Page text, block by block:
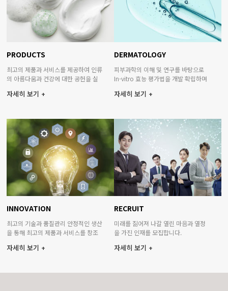
PRODUCTS
최고의 제품과 서비스를 제공하여 인류
의 아름다움과 건강에 대한 공헌을 실
자세히 보기 +
DERMATOLOGY
피부과학의 이해 및 연구를 바탕으로
In-vitro 효능 평가법을 개발 확립하며
능 효과를 발굴 제공합니다.
자세히 보기 +
INNOVATION
최고의 기술과 품질관리 안정적인 생산
을 통해 최고의 제품과 서비스를 창조
자세히 보기 +
RECRUIT
미래를 짊어져 나갈 열린 마음과 열정
을 가진 인재를 모집합니다.
자세히 보기 +